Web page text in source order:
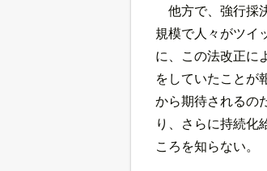
他方で、強行採
規模で人々がツイ
に、この法改正に
をしていたことが
から期待されるの
り、さらに持続化
ころを知らない。